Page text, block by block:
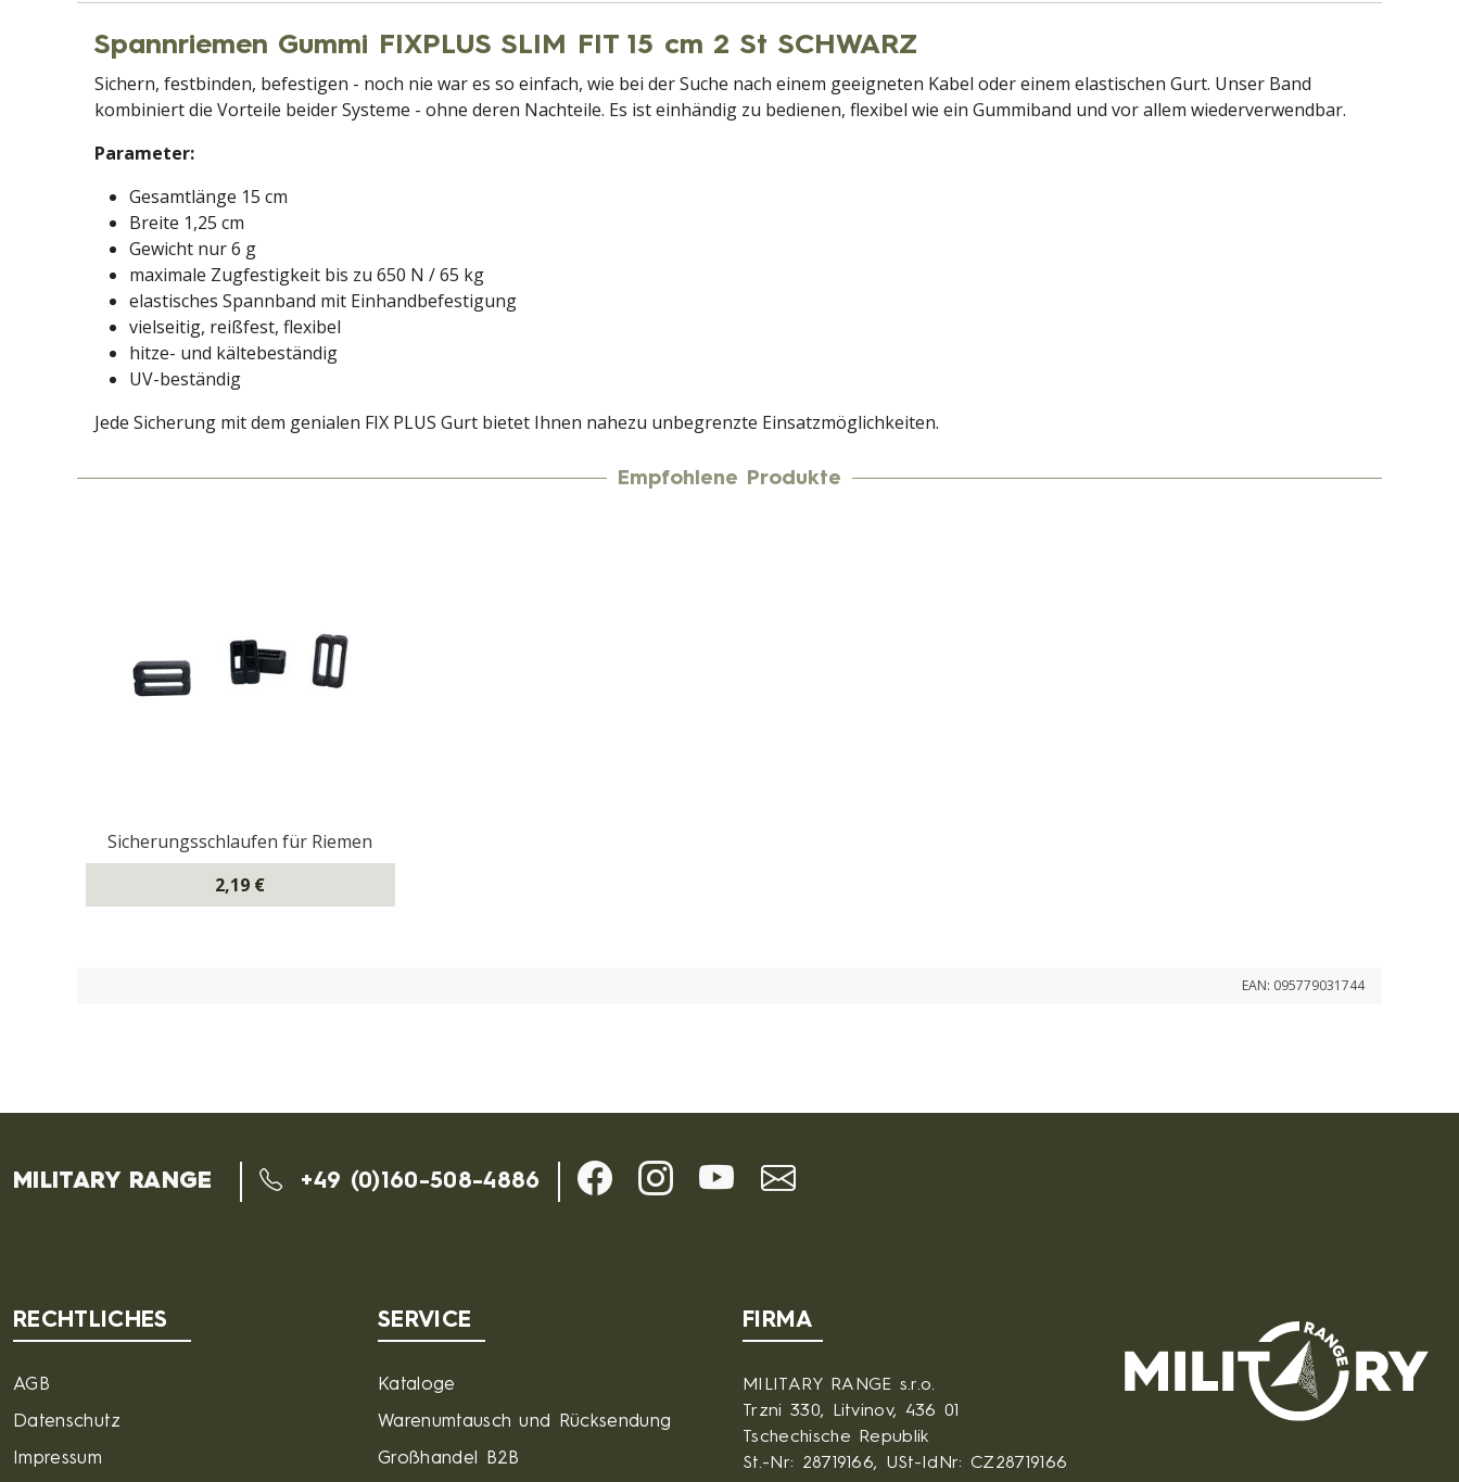
Spannriemen Gummi FIXPLUS SLIM FIT 15 cm 2 St SCHWARZ
Sichern, festbinden, befestigen - noch nie war es so einfach, wie bei der Suche nach einem geeigneten Kabel oder einem elastischen Gurt. Unser Band
kombiniert die Vorteile beider Systeme - ohne deren Nachteile. Es ist einhändig zu bedienen, flexibel wie ein Gummiband und vor allem wiederverwendbar.
Parameter:
Gesamtlänge 15 cm
Breite 1,25 cm
Gewicht nur 6 g
maximale Zugfestigkeit bis zu 650 N / 65 kg
elastisches Spannband mit Einhandbefestigung
vielseitig, reißfest, flexibel
hitze- und kältebeständig
UV-beständig
Jede Sicherung mit dem genialen FIX PLUS Gurt bietet Ihnen nahezu unbegrenzte Einsatzmöglichkeiten.
Empfohlene Produkte
Sicherungsschlaufen für Riemen
2,19 €
EAN: 095779031744
MILITARY RANGE +49 (0)160-508-4886
RECHTLICHES
AGB
Datenschutz
Impressum
SERVICE
Kataloge
Warenumtausch und Rücksendung
Großhandel B2B
FIRMA
MILITARY RANGE s.r.o.
Trzni 330, Litvinov, 436 01
Tschechische Republik
St.-Nr: 28719166, USt-IdNr: CZ28719166